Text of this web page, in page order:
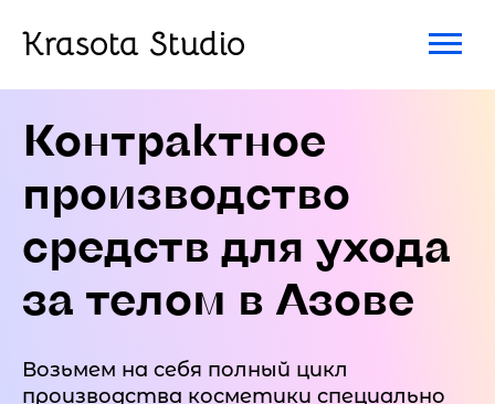
Krasota Studio
Контрактное
производство
средств для ухода
за телом в Азове
Возьмем на себя полный цикл
производства косметики специально